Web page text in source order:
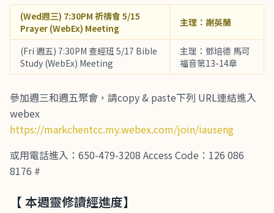
(Wed週三) 7:30PM 祈禱會 5/15
Prayer (WebEx) Meeting
主理：謝英蘭
(Fri 週五) 7:30PM 查經班 5/17 Bible
Study (WebEx) Meeting
主理：鄧培德 馬可
福音第13-14章
參加週三和週五聚會，請copy & paste下列 URL連結進入
webex
https://markchentcc.my.webex.com/join/iauseng
或用電話進入：650-479-3208 Access Code：126 086
8176 #
【 本週靈修讀經進度】